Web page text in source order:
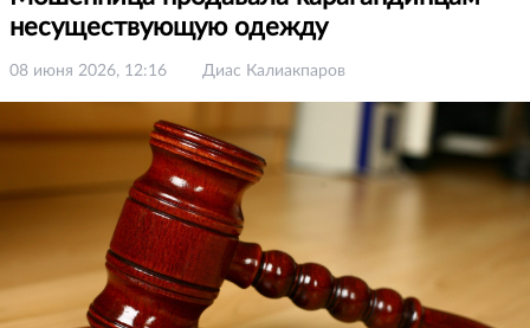
несуществующую одежду
08 июня 2026, 12:16 Диас Калиакпаров